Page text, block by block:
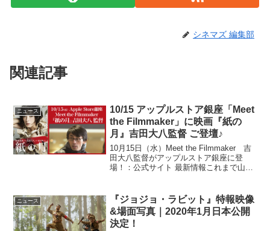
シネマズ 編集部
関連記事
ニュース
10/15 アップルストア銀座「Meet
the Filmmaker」に映画『紙の
月』吉田大八監督 ご登壇♪
10月15日（水）Meet the Filmmaker 吉
田大八監督がアップルストア銀座に登
場！：公式サイト 最新情報これまで山田
活躍する映画作家の“生の声”が聞けると...
ニュース
『ジョジョ・ラビット』特報映像
&場面写真｜2020年1月日本公開
決定！